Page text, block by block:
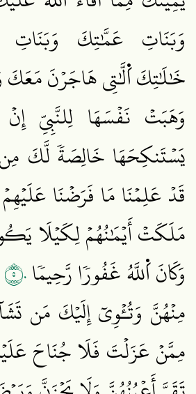
وَبَنَاتِ عَمَّٰتِكَ وَبَنَاتِ
خَٰلَٰتِكَ اَ۬لَّٰتِي هَاجَرۡنَ مَعَكَ
وَهَبَتۡ نَفۡسَهَا لِلنَّبِيِّ إِنۡ
يَسۡتَنكِحَهَا خَالِصَةٗ لَّكَ
قَدۡ عَلِمۡنَا مَا فَرَضۡنَا
مَلَكَتۡ أَيۡمَٰنُهُمۡ لِكَيۡلَا
وَكَانَ اَ۬للَّهُ غَفُورٗا رَّحِيمٗا٥٠
مِنۡهُنَّ وَتُـٔۡوِيٓ إِلَيۡكَ مَن
مِمَّنۡ عَزَلۡتَ فَلَا جُنَاحَ